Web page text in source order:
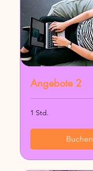
Angebote 2
1 Std.
Buchen